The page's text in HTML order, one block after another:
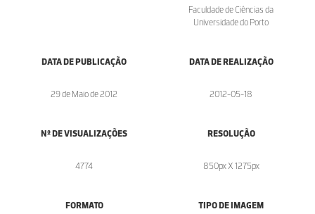
Faculdade de Ciências da
Universidade do Porto
DATA DE PUBLICAÇÃO
29 de Maio de 2012
DATA DE REALIZAÇÃO
2012-05-18
Nº DE VISUALIZAÇÕES
4774
RESOLUÇÃO
850px X 1275px
FORMATO TIPO DE IMAGEM